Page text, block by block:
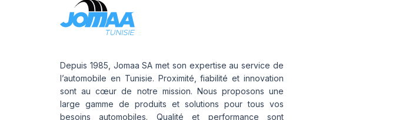
Depuis 1985, Jomaa SA met son expertise au service de
l’automobile en Tunisie. Proximité, fiabilité et innovation
sont au cœur de notre mission. Nous proposons une
large gamme de produits et solutions pour tous vos
besoins automobiles. Qualité et performance sont